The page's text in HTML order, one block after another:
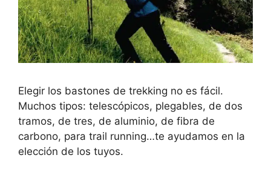
Elegir los bastones de trekking no es fácil.
Muchos tipos: telescópicos, plegables, de dos
tramos, de tres, de aluminio, de fibra de
carbono, para trail running…te ayudamos en la
elección de los tuyos.